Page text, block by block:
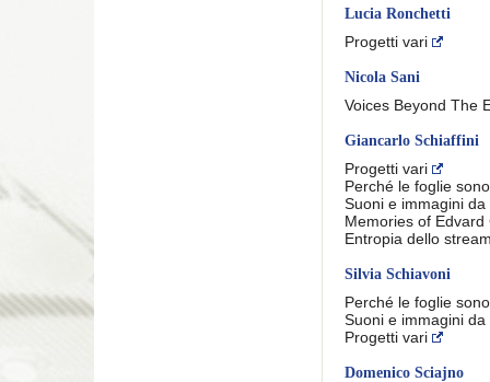
Lucia Ronchetti
Progetti vari
Nicola Sani
Voices Beyond The
Giancarlo Schiaffini
Progetti vari
Perché le foglie
Suoni e immagini
Memories of
Entropia dello
Silvia Schiavoni
Perché le foglie
Suoni e immagini
Progetti vari
Domenico Sciajno